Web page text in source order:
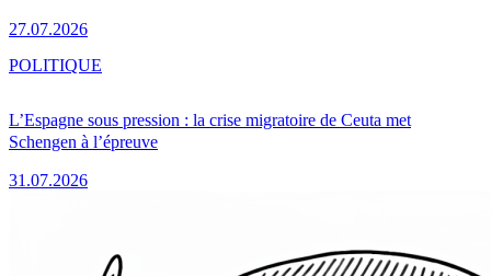
27.07.2026
L’Espagne sous pression : la crise migratoire de Ceuta met
Schengen à l’épreuve
31.07.2026
POLITIQUE